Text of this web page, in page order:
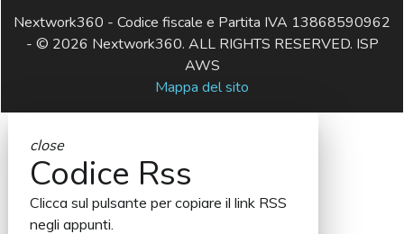
Nextwork360 - Codice fiscale e Partita IVA 13868590962
- © 2026 Nextwork360. ALL RIGHTS RESERVED. ISP
AWS
Mappa del sito
close
Codice Rss
Clicca sul pulsante per copiare il link RSS
negli appunti.